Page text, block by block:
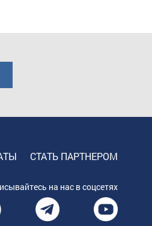
СТАТЬ ПАРТНЕРОМ
на нас в соцсетях